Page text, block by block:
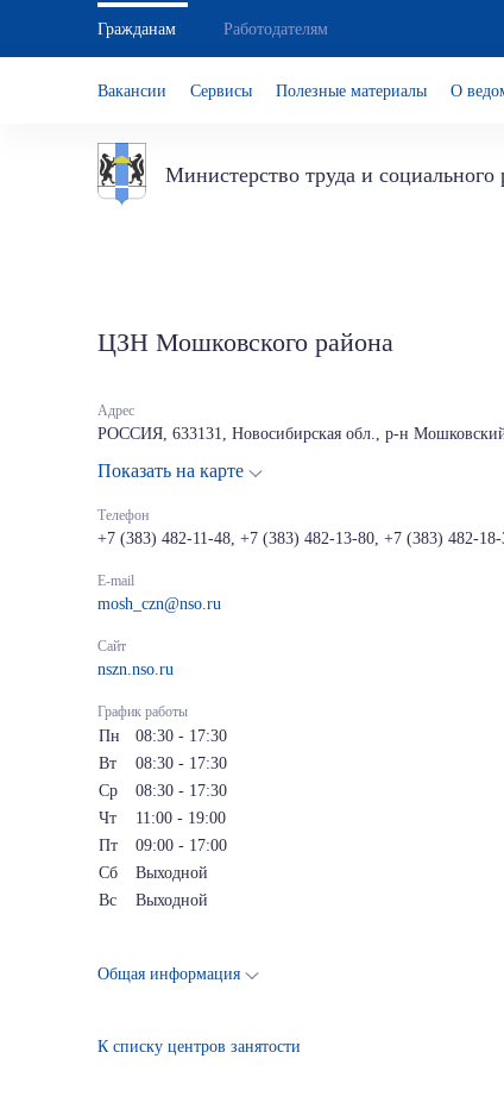
Гражданам Работодателям
Вакансии Сервисы Полезные материалы О
Министерство труда и
ЦЗН Мошковского района
Адрес
РОССИЯ, 633131, Новосибирская обл., р-н
Показать на карте
Телефон
+7 (383) 482-11-48, +7 (383) 482-13-80, +7 (383) 482-18-
E-mail
mosh_czn@nso.ru
Сайт
nszn.nso.ru
График работы
Пн
08:30 - 17:30
Вт
08:30 - 17:30
Ср
08:30 - 17:30
Чт
11:00 - 19:00
Пт
09:00 - 17:00
Сб
Выходной
Вс
Выходной
Общая информация
К списку центров занятости